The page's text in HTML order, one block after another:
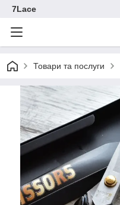
7Lace
Товари та послуги